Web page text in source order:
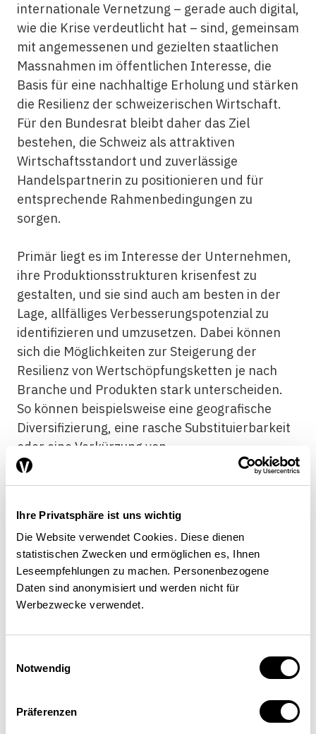
Ihre Privatsphäre ist uns wichtig
Die Website verwendet Cookies. Diese dienen
statistischen Zwecken und ermöglichen es, Ihnen
Leseempfehlungen zu machen. Personenbezogene
Daten sind anonymisiert und werden nicht für
Werbezwecke verwendet.
Notwendig
Präferenzen
internationale Vernetzung – gerade auch digital,
wie die Krise verdeutlicht hat – sind, gemeinsam
mit angemessenen und gezielten staatlichen
Massnahmen im öffentlichen Interesse, die
Basis für eine nachhaltige Erholung und stärken
die Resilienz der schweizerischen Wirtschaft.
Für den Bundesrat bleibt daher das Ziel
bestehen, die Schweiz als attraktiven
Wirtschaftsstandort und zuverlässige
Handelspartnerin zu positionieren und für
entsprechende Rahmenbedingungen zu
sorgen.
Primär liegt es im Interesse der Unternehmen,
ihre Produktionsstrukturen krisenfest zu
gestalten, und sie sind auch am besten in der
Lage, allfälliges Verbesserungspotenzial zu
identifizieren und umzusetzen. Dabei können
sich die Möglichkeiten zur Steigerung der
Resilienz von Wertschöpfungsketten je nach
Branche und Produkten stark unterscheiden.
So können beispielsweise eine geografische
Diversifizierung, eine rasche Substituierbarkeit
oder eine Verkürzung von
Wertschöpfungsketten durch Zusammenlegung
einzelner Wertschöpfungsstufen die Resilienz
mehrere Produktionsschritte gefunden werden
oder diese selbst durchgeführt werden können.
Eine weitere Möglichkeit ist der Aufbau von
Lagern.
Produktion von Waren entlang der gesamten
oder weiter Teile der Wertschöpfungskette
gerade im Hochpreis- und Hochlohnland
Kosten verbunden. Die so produzierten und